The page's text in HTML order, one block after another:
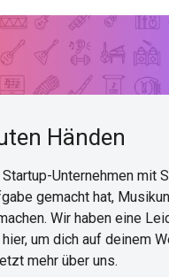
Händen
Unternehmen mit
gemacht hat,
Wir haben eine
um dich auf deinem
mehr über uns.